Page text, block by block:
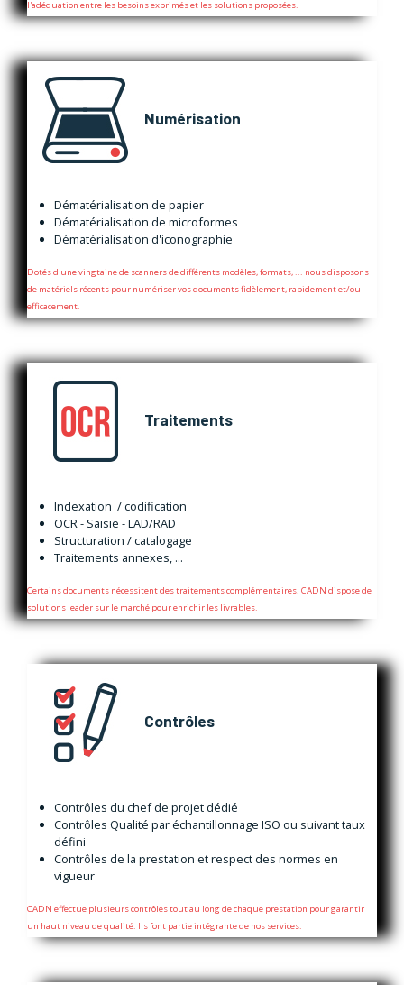
l'adéquation entre les besoins exprimés et les solutions proposées.
Numérisation
Dématérialisation de papier
Dématérialisation de microformes
Dématérialisation d'iconographie
Dotés d'une vingtaine de scanners de différents modèles, formats, ... nous disposons
de matériels récents pour numériser vos documents fidèlement, rapidement et/ou
efficacement.
Traitements
Indexation / codification
OCR - Saisie - LAD/RAD
Structuration / catalogage
Traitements annexes, ...
Certains documents nécessitent des traitements complémentaires. CADN dispose de
solutions leader sur le marché pour enrichir les livrables.
Contrôles
Contrôles du chef de projet dédié
Contrôles Qualité par échantillonnage ISO ou suivant taux
défini
Contrôles de la prestation et respect des normes en
vigueur
CADN effectue plusieurs contrôles tout au long de chaque prestation pour garantir
un haut niveau de qualité. Ils font partie intégrante de nos services.